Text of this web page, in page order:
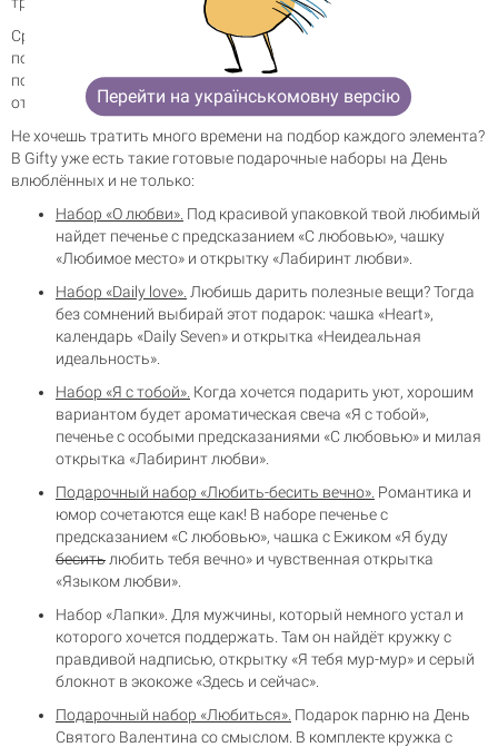
Среди новинок — сладкий адвент с конфетами «15 причин,
почему я тебя люблю» — никогда не будет лишним немного
подсластить жизнь для любимого. Классное дополнение или
отдельный презент на 14 февраля.
Не хочешь тратить много времени на подбор каждого элемента?
В Gifty уже есть такие готовые подарочные наборы на День
влюблённых и не только:
Набор «О любви». Под красивой упаковкой твой любимый
найдет печенье с предсказанием «С любовью», чашку
«Любимое место» и открытку «Лабиринт любви».
Набор «Daily love». Любишь дарить полезные вещи? Тогда
без сомнений выбирай этот подарок: чашка «Heart»,
календарь «Daily Seven» и открытка «Неидеальная
идеальность».
Набор «Я с тобой». Когда хочется подарить уют, хорошим
вариантом будет ароматическая свеча «Я с тобой»,
печенье с особыми предсказаниями «С любовью» и милая
открытка «Лабиринт любви».
Подарочный набор «Любить-бесить вечно». Романтика и
юмор сочетаются еще как! В наборе печенье с
предсказанием «С любовью», чашка с Ежиком «Я буду
бесить любить тебя вечно» и чувственная открытка
«Языком любви».
Набор «Лапки». Для мужчины, который немного устал и
которого хочется поддержать. Там он найдёт кружку с
правдивой надписью, открытку «Я тебя мур-мур» и серый
блокнот в экокоже «Здесь и сейчас».
Подарочный набор «Любиться». Подарок парню на День
Святого Валентина со смыслом. В комплекте кружка с
Перейти на українськомовну версію